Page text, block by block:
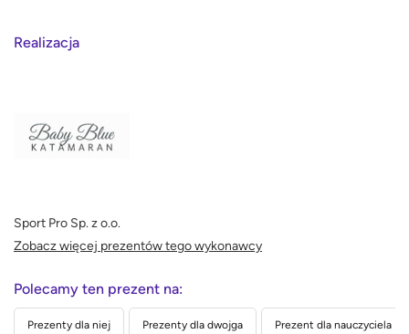
Realizacja
Sport Pro Sp. z o.o.
Zobacz więcej prezentów tego wykonawcy
Polecamy ten prezent na:
Prezenty dla niej Prezenty dla dwojga Prezent dla nauczyciela